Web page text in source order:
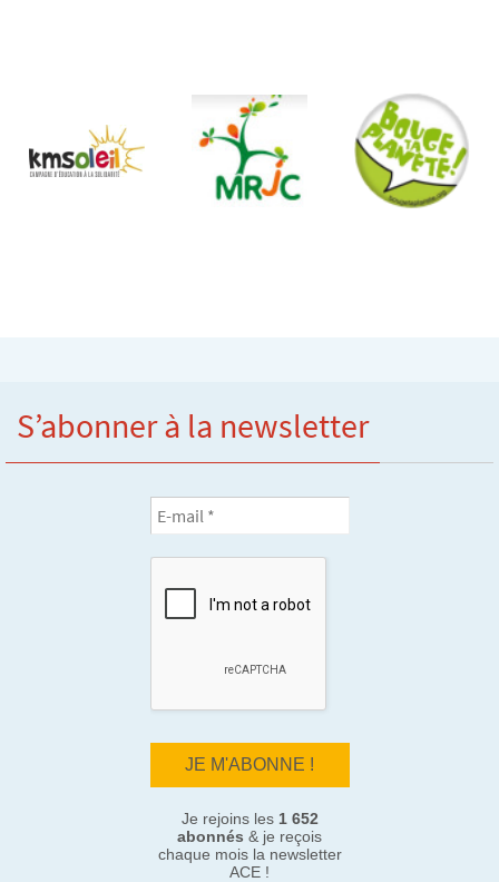
S’abonner à la newsletter
Je rejoins les 1 652
abonnés & je reçois
chaque mois la newsletter
ACE !